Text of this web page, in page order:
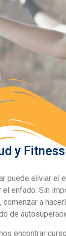
y Fitness
puede aliviar el
enfado. Sin
a
de
encontrar